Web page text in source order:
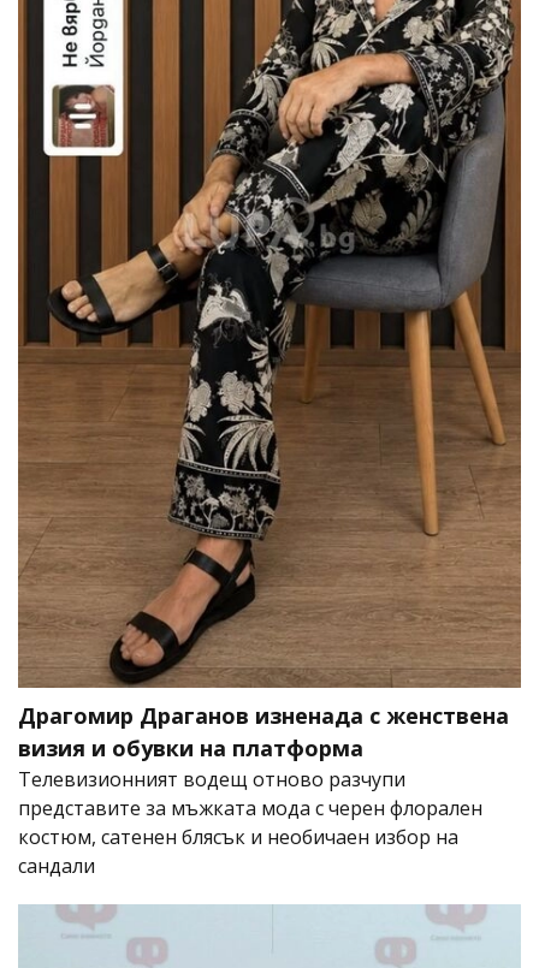
Драгомир Драганов изненада с женствена
визия и обувки на платформа
Телевизионният водещ отново разчупи
представите за мъжката мода с черен флорален
костюм, сатенен блясък и необичаен избор на
сандали